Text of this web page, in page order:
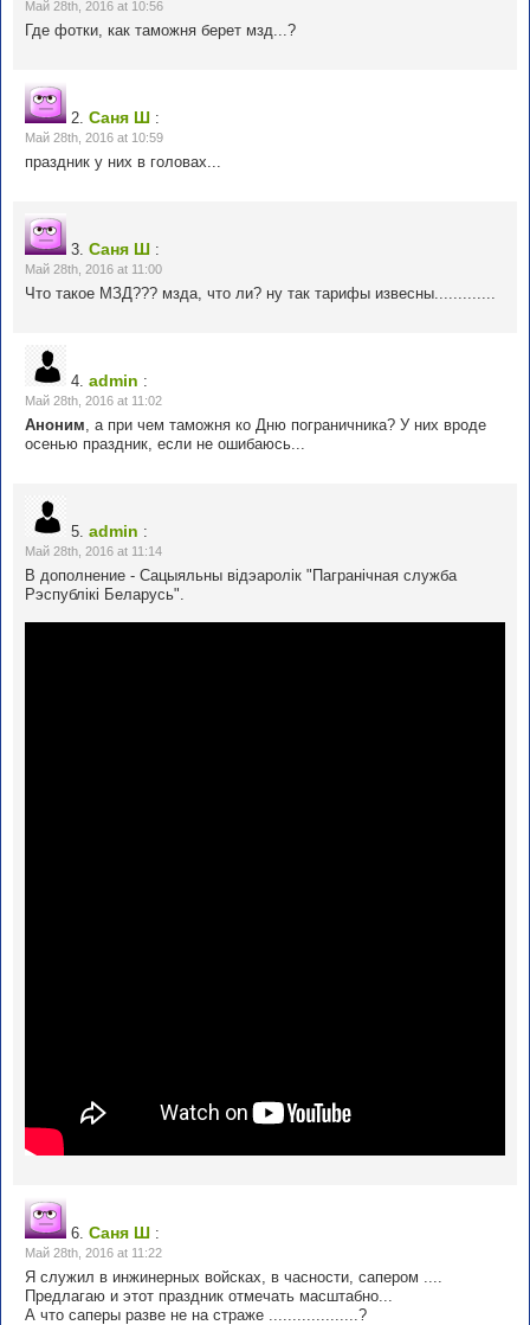
Май 28th, 2016 at 10:56
Где фотки, как таможня берет мзд...?
2. Саня Ш :
Май 28th, 2016 at 10:59
праздник у них в головах...
3. Саня Ш :
Май 28th, 2016 at 11:00
Что такое МЗД??? мзда, что ли? ну так тарифы извесны.............
4. admin :
Май 28th, 2016 at 11:02
Аноним, а при чем таможня ко Дню пограничника? У них вроде
осенью праздник, если не ошибаюсь...
5. admin :
Май 28th, 2016 at 11:14
В дополнение - Сацыяльны вiдэаролiк "Пагранiчная служба
Рэспублiкi Беларусь".
6. Саня Ш :
Май 28th, 2016 at 11:22
Я служил в инжинерных войсках, в часности, сапером ....
Предлагаю и этот праздник отмечать масштабно...
А что саперы разве не на страже ...................?